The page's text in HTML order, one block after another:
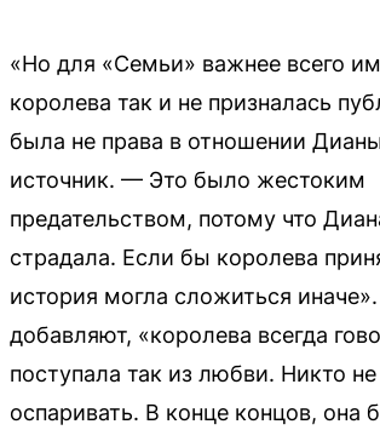
«Но для «Семьи» важнее всего
королева так и не призналась
была не права в отношении
источник. — Это было жестоким
предательством, потому что
страдала. Если бы королева
история могла сложиться
добавляют, «королева всегда
поступала так из любви. Никто
оспаривать. В конце концов, она